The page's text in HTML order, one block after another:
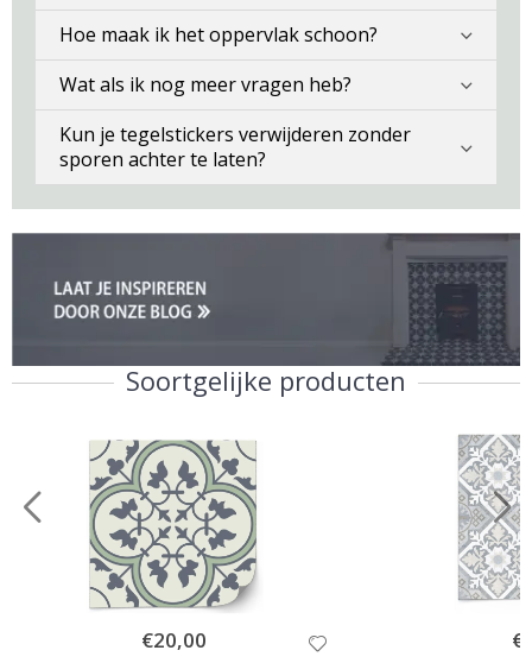
Hoe maak ik het oppervlak schoon?
Wat als ik nog meer vragen heb?
Kun je tegelstickers verwijderen zonder
sporen achter te laten?
Soortgelijke producten
Special
Price
€20,00